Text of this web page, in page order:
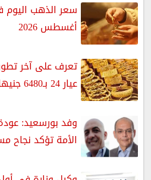
أغسطس 2026
تعرف على آخر
عيار 24 بـ6480 جنيها
وفد بورسعيد:
الأمة تؤكد نجاح